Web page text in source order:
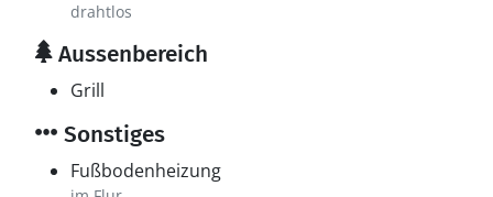
drahtlos
Aussenbereich
Grill
Sonstiges
Fußbodenheizung